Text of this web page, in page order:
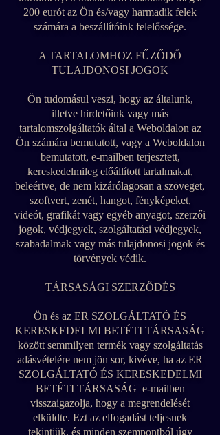
200 eurót az Ön és/vagy harmadik felek
számára a beszállítóink felelőssége.
A TARTALOMHOZ FŰZŐDŐ
TULAJDONOSI JOGOK
Ön tudomásul veszi, hogy az általunk,
illetve hirdetőink vagy más
tartalomszolgáltatók által a Weboldalon az
Ön számára bemutatott, vagy a Weboldalon
bemutatott, e-mailben terjesztett,
kereskedelmileg előállított tartalmakat,
beleértve, de nem kizárólagosan a szöveget,
szoftvert, zenét, hangot, fényképeket,
videót, grafikát vagy egyéb anyagot, szerzői
jogok, védjegyek, szolgáltatási védjegyek,
szabadalmak vagy más tulajdonosi jogok és
törvények védik.
TÁRSASÁGI SZERZŐDÉS
Ön és az ER SZOLGÁLTATÓ ÉS
KERESKEDELMI BETÉTI TÁRSASÁG
között semmilyen termék vagy szolgáltatás
adásvételére nem jön sor, kivéve, ha az ER
SZOLGÁLTATÓ ÉS KERESKEDELMI
BETÉTI TÁRSASÁG e-mailben
visszaigazolja, hogy a megrendelését
elküldte. Ezt az elfogadást teljesnek
tekintjük, és minden szempontból úgy